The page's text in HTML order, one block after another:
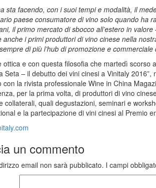
sta facendo, con i suoi tempi e modalità, il
paese consumatore di vino solo quando ha
il primo mercato di sbocco all’estero in valore
anche i primi produttori di vino cinese nella
di più l’hub di promozione e
ottica e con questa filosofia che martedì scorso
Seta – il debutto dei vini cinesi a Vinitaly
con la rivista professionale Wine in China
per la prima volta, di produttori di vino
collaterali, quali degustazioni, seminari e
e la partecipazione di vini cinesi al Premio
un commento
email non sarà pubblicato. I campi